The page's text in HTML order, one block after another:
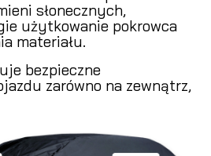
słonecznych,
użytkowanie pokrowca
materiału.
bezpieczne
zarówno na zewnątrz,